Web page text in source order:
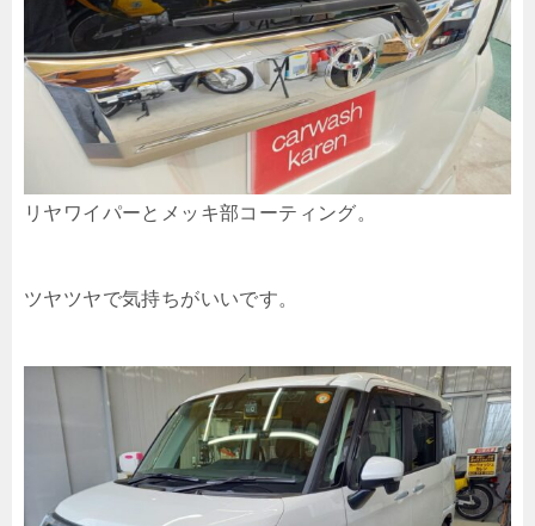
リヤワイパーとメッキ部コーティング。
ツヤツヤで気持ちがいいです。